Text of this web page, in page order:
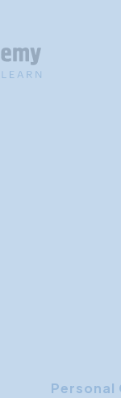
Personal